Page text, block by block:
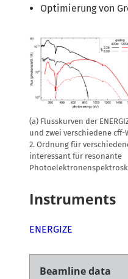
Optimierung von
(a) Flusskurven der
und zwei verschiedene
2. Ordnung für
interessant für resonante
Instruments
ENERGIZE
Beamline data